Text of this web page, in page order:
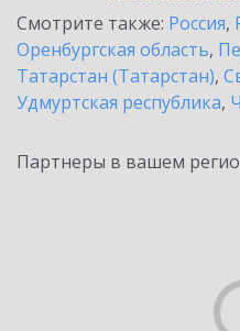
Смотрите также: Россия,
Оренбургская область,
Татарстан (Татарстан),
Удмуртская республика,
Партнеры в вашем